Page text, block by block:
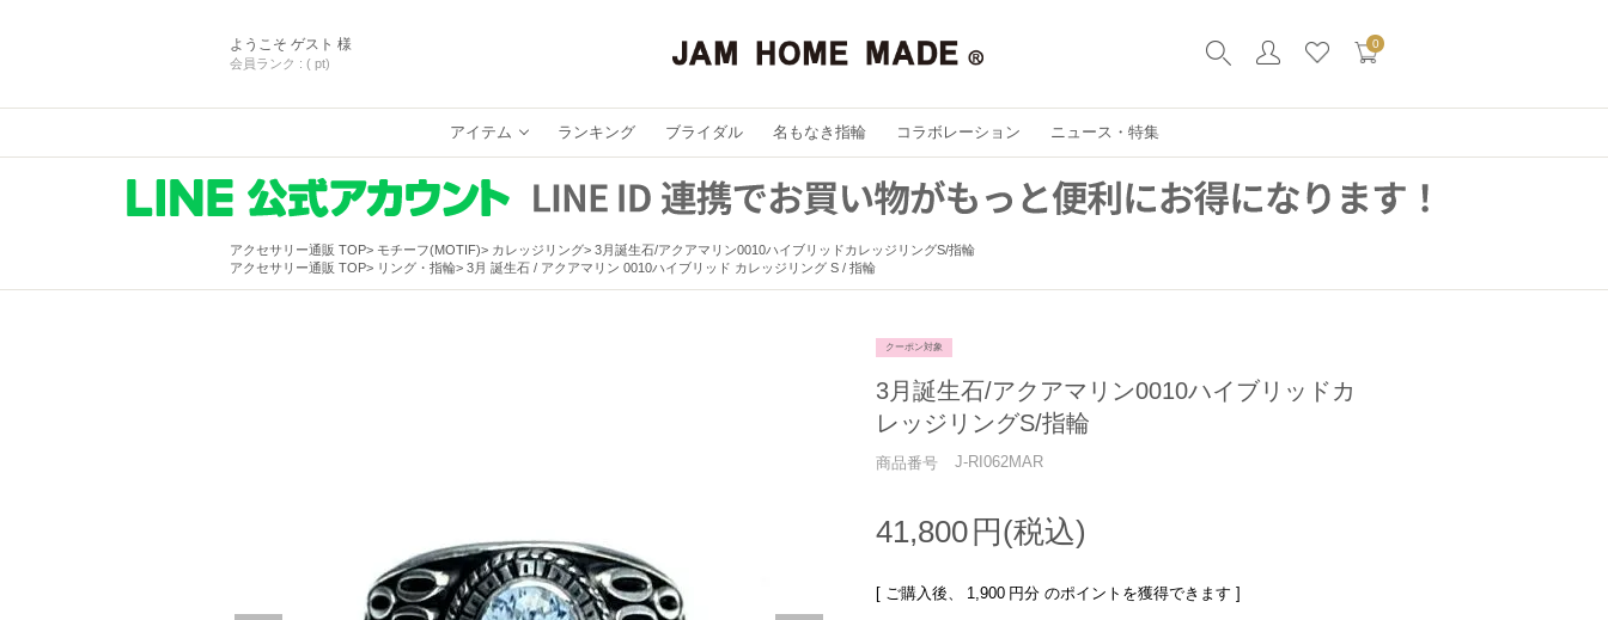
ようこそ ゲスト 様
会員ランク : ( pt)
0
アイテム ランキング ブライダル 名もなき指輪 コラボレーション ニュース・特集
アクセサリー通販 TOP モチーフ(MOTIF) カレッジリング
3月誕生石/アクアマリン0010ハイブリッドカレッジリングS/指輪
アクセサリー通販 TOP
リング・指輪 3月 誕生石 / アクアマリン 0010ハイブリッド カレッジリング S / 指輪
クーポン対象
3月誕生石/アクアマリン0010ハイブリッドカ
レッジリングS/指輪
商品番号 J-RI062MAR
41,800
[ ご購入後、 1,900 円分 のポイントを獲得できます ]